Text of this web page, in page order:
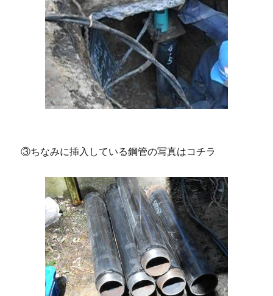
③ちなみに挿入している鋼管の写真はコチラ